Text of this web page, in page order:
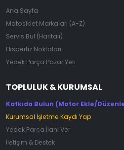
Ana Sayfa
Motosiklet Markaları (A-Z)
Servis Bul (Haritalı)
Ekspertiz Noktaları
Yedek Parça Pazar Yeri
TOPLULUK & KURUMSAL
Katkıda Bulun (Motor Ekle/
Kurumsal İşletme Kaydı Yap
Yedek Parça İlanı Ver
İletişim & Destek